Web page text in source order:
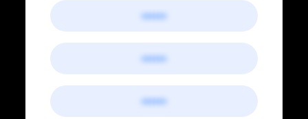
••••••
••••••
••••••